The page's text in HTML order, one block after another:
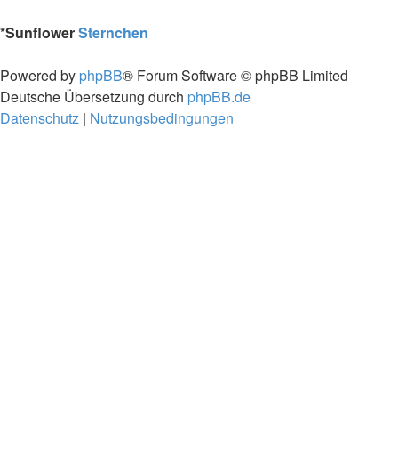
*SunflowerSternchen
Powered by phpBB® Forum Software © phpBB Limited
Deutsche Übersetzung durch phpBB.de
Datenschutz | Nutzungsbedingungen